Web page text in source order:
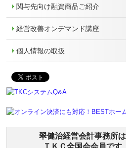
関与先向け融資商品ご紹介
経営改善オンデマンド講座
個人情報の取扱
翠健治経営会計事務所は